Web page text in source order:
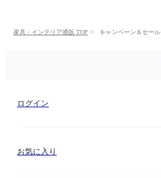
家具・インテリア通販 TOP キャンペーン＆セール
ログイン
お気に入り